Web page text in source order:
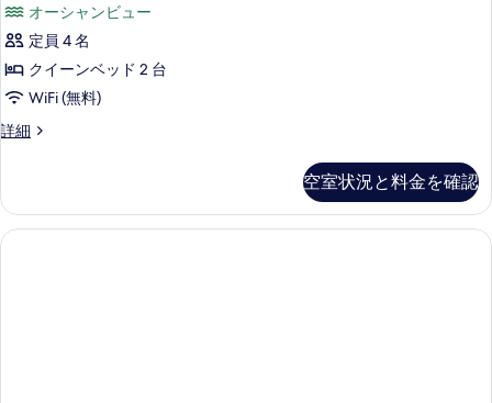
表
示
す
る
2
台
浴
槽
の
て
の
ッ
ド
台
浴
の
ム
ク
イ
ン
ッ
ド
オーシャンビュー
定員 4 名
クイーンベッド 2 台
WiFi (無料)
詳細
ル
イ
ー
ン
空室状況と料金を確認